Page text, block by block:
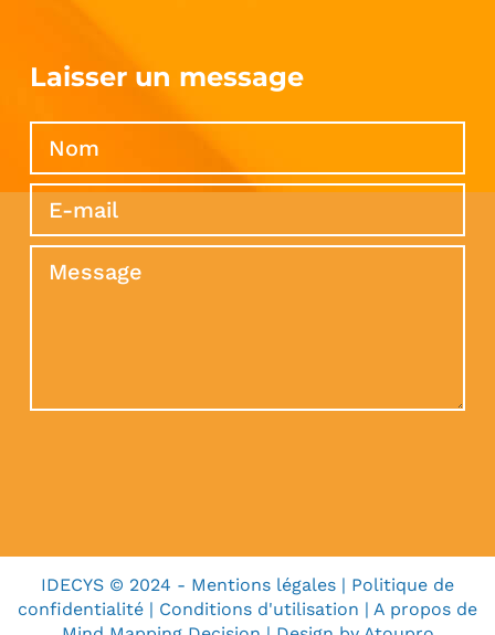
Laisser un message
IDECYS © 2024 - Mentions légales | Politique de
confidentialité | Conditions d'utilisation | A propos de